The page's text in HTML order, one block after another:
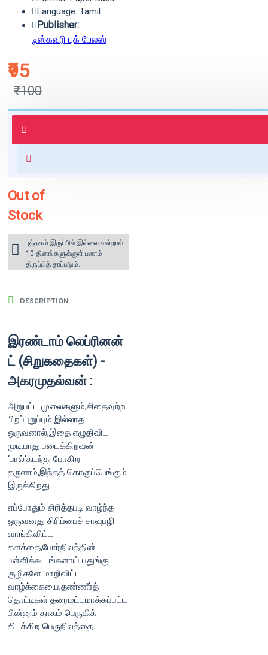
₹95
₹100
Language: Tamil
Publisher:
டிஸ்கவரி புக் பேலஸ்
புத்தகம் 3 - 7 நாட்களில் அனுப்பி
வைக்கப்படும்.
for orders above ₹1000 within
Out of
Stock
புத்தகம் இருப்பில் இல்லை என்றால்
10 தினங்களுக்குள் பணம்
திருப்பித் தரப்படும்.
DESCRIPTION
இரண்டாம் லெப்ரினன்
ட் (சிறுகதைகள்) -
அகரமுதல்வன் :
அறுபட்ட முலைகளும்,சிதைவுற்ற
பிறப்புறுப்பும் இல்லாத
ஒருவனால்,இதை எழுதிவிட
முடியாது.படைக்கிறவன்
‘பால்’கடந்து போகிற
தருணம்,இந்தத் தொகுப்பெங்கும்
இருக்கிறது.
எப்போதும் சிரித்தபடி வாழ்ந்த
ஒருவனது சிரிப்பைச் சாவுபழி
வாங்கிவிட்ட
களத்தை,போர்நிலத்தின்
பள்ளிக்கூடங்களாய் பதுங்கு
குழிகளே மாறிவிட்ட
வாழ்க்கையை,தண்ணீர்த்
தொட்டிகள் தரைமட்டமாக்கப்பட்ட
பின்னும் தாகம் பெருகிக்
கிடக்கிற பெருநிலத்தை......